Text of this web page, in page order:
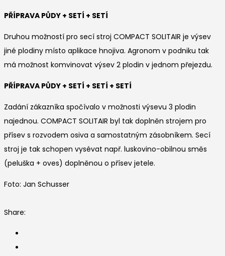
PŘÍPRAVA PŮDY + SETÍ + SETÍ
Druhou možností pro secí stroj COMPACT SOLITAIR je výsev
jiné plodiny místo aplikace hnojiva. Agronom v podniku tak
má možnost komvinovat výsev 2 plodin v jednom přejezdu.
PŘÍPRAVA PŮDY + SETÍ + SETÍ + SETÍ
Zadání zákazníka spočívalo v možnosti výsevu 3 plodin
najednou. COMPACT SOLITAIR byl tak doplněn strojem pro
přísev s rozvodem osiva a samostatným zásobníkem. Secí
stroj je tak schopen vysévat např. luskovino-obilnou směs
(peluška + oves) doplněnou o přísev jetele.
Foto: Jan Schusser
Share: